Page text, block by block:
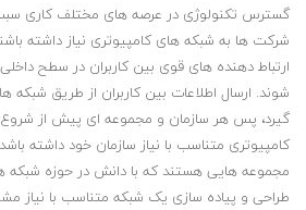
گسترس تکنولوژی در عرصه های مختلف کاری
شرکت ها به شبکه های کامپیوتری نیاز داشته
ارتباط دهنده های قوی بین کاربران در سطح
شوند. ارسال اطلاعات بین کاربران از طریق
گیرد، پس هر سازمان و مجموعه ای پیش از شروع
کامپیوتری متناسب با نیاز سازمان خود داشته
مجموعه هایی هستند که با دانش در حوزه شبکه
طراحی و پیاده سازی یک شبکه متناسب با نیاز